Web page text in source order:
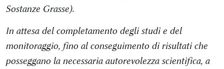
Sostanze Grasse).
In attesa del completamento degli studi e del
monitoraggio, fino al conseguimento di risultati che
posseggano la necessaria autorevolezza scientifica, a